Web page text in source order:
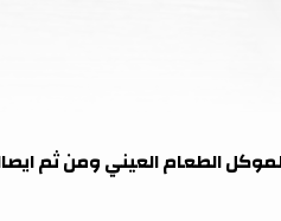
الطعام العيني ومن ثم